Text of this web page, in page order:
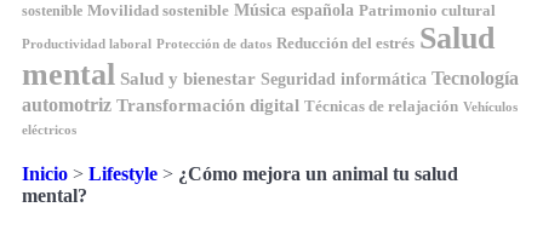
sostenible Movilidad sostenible Música española Patrimonio cultural
Productividad laboral Protección de datos Reducción del estrés Salud
mental Salud y bienestar Seguridad informática Tecnología
automotriz Transformación digital Técnicas de relajación Vehículos
eléctricos
Inicio > Lifestyle > ¿Cómo mejora un animal tu salud
mental?